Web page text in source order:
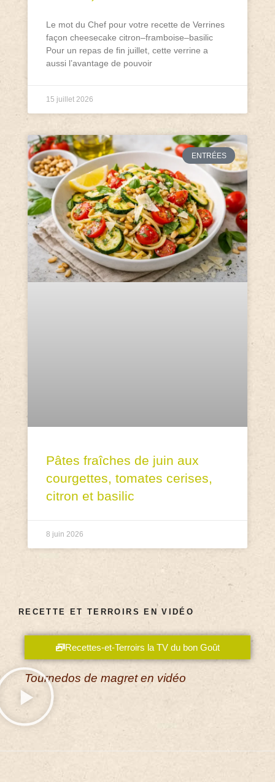
Le mot du Chef pour votre recette de Verrines
façon cheesecake citron–framboise–basilic
Pour un repas de fin juillet, cette verrine a
aussi l’avantage de pouvoir
15 juillet 2026
ENTRÉES
Pâtes fraîches de juin aux
courgettes, tomates cerises,
citron et basilic
8 juin 2026
RECETTE ET TERROIRS EN VIDÉO
Recettes-et-Terroirs la TV du bon Goût
Tournedos de magret en vidéo